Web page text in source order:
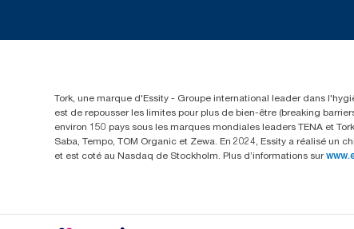
Tork, une marque d'Essity - Groupe international leader dans
est de repousser les limites pour plus de bien-être (breaking
environ 150 pays sous les marques mondiales leaders TENA et
Saba, Tempo, TOM Organic et Zewa. En 2024, Essity a réalisé
et est coté au Nasdaq de Stockholm. Plus d’informations sur